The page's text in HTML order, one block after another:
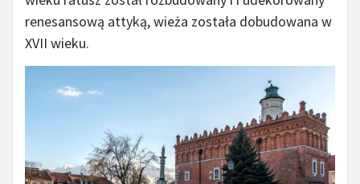
renesansową attyką, wieża została dobudowana w
XVII wieku.